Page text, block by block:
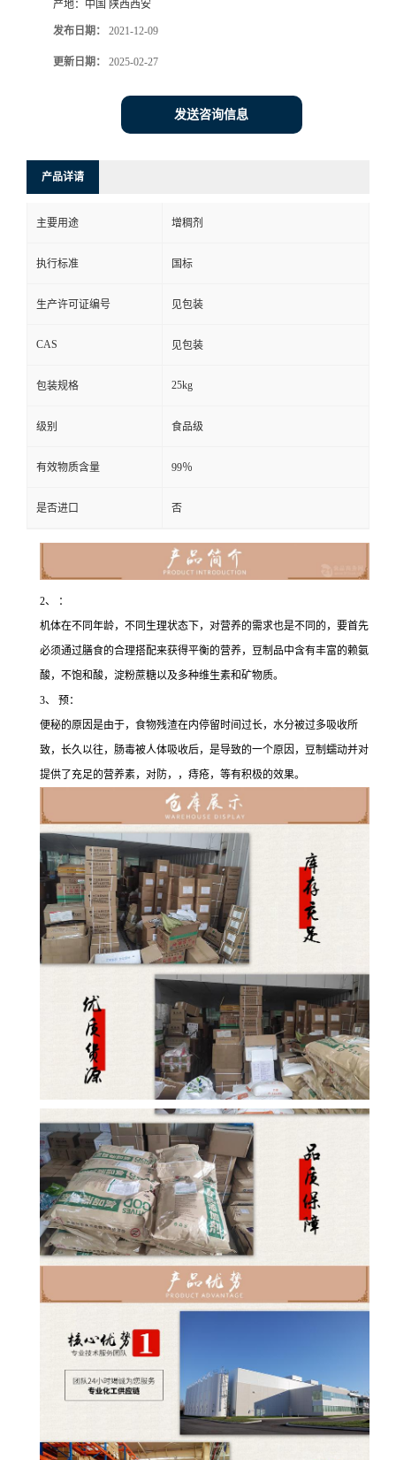
产地： 中国 陕西西安
发布日期： 2021-12-09
更新日期： 2025-02-27
发送咨询信息
产品详请
主要用途 增稠剂
执行标准 国标
生产许可证编号 见包装
CAS 见包装
包装规格 25kg
级别 食品级
有效物质含量 99％
是否进口 否
2、 ：
机体在不同年龄，不同生理状态下，对营养的需求也是不同的，要首先
必须通过膳食的合理搭配来获得平衡的营养，豆制品中含有丰富的赖氨
酸，不饱和酸，淀粉蔗糖以及多种维生素和矿物质。
3、 预：
便秘的原因是由于，食物残渣在内停留时间过长，水分被过多吸收所
致，长久以往，肠毒被人体吸收后，是导致的一个原因，豆制蠕动并对
提供了充足的营养素，对防，，痔疮，等有积极的效果。